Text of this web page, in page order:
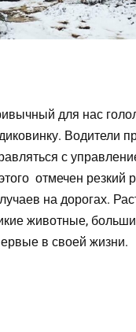
для нас
Водители
с
отмечен резкий
на дорогах.
животные,
в своей жизни.